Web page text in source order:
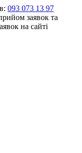
093 073 13 97
заявок та
на сайті